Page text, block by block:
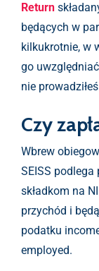
Return
będących w
kilkukrotnie, w
go
nie
Czy
Wbrew
SEISS
składkom na
przychód i
podatku
employed.